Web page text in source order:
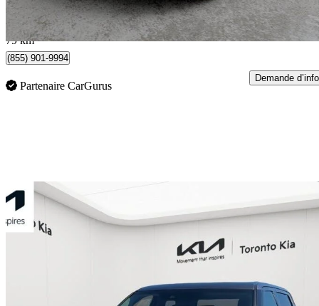
910 $/mois env.
Toronto, ON
79 km
(855) 901-9994
Partenaire CarGurus
Demande d’info